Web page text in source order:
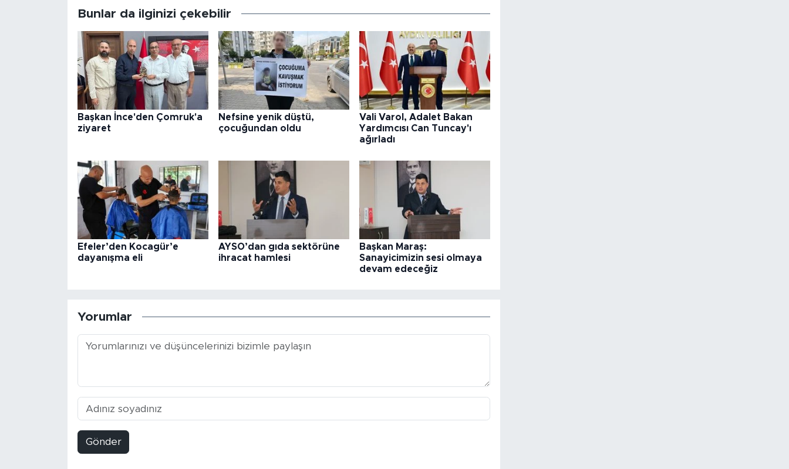
Bunlar da ilginizi çekebilir
Başkan İnce'den Çomruk'a
ziyaret
Nefsine yenik düştü,
çocuğundan oldu
Vali Varol, Adalet Bakan
Yardımcısı Can Tuncay'ı
ağırladı
Efeler’den Kocagür’e
dayanışma eli
AYSO’dan gıda sektörüne
ihracat hamlesi
Başkan Maraş:
Sanayicimizin sesi olmaya
devam edeceğiz
Yorumlar
Gönder